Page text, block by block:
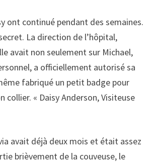
ont continué pendant des semaines.
La direction de l’hôpital,
avait non seulement sur Michael,
a officiellement autorisé sa
fabriqué un petit badge pour
collier. « Daisy Anderson, Visiteuse
avait déjà deux mois et était assez
brièvement de la couveuse, le